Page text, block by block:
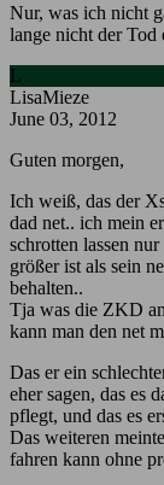
Nur, was ich nicht
lange nicht der Tod
L
LisaMieze
June 03, 2012
Guten morgen,
Ich weiß, das der
dad net.. ich mein
schrotten lassen
größer ist als sein
behalten..
Tja was die ZKD
kann man den net
Das er ein
eher sagen, das es
pflegt, und das es
Das weiteren
fahren kann ohne